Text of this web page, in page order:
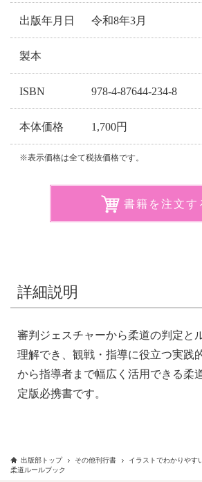
出版部トップ その他刊行書
イラストでわかりやす
柔道ルールブック
出版年月日 令和8年3月
製本
ISBN 978-4-87644-234-8
本体価格 1,700円
※表示価格は全て税抜価格です。
書籍を注文す
詳細説明
審判ジェスチャーから柔道の判定と
理解でき、観戦・指導に役立つ実践
から指導者まで幅広く活用できる柔
定版必携書です。